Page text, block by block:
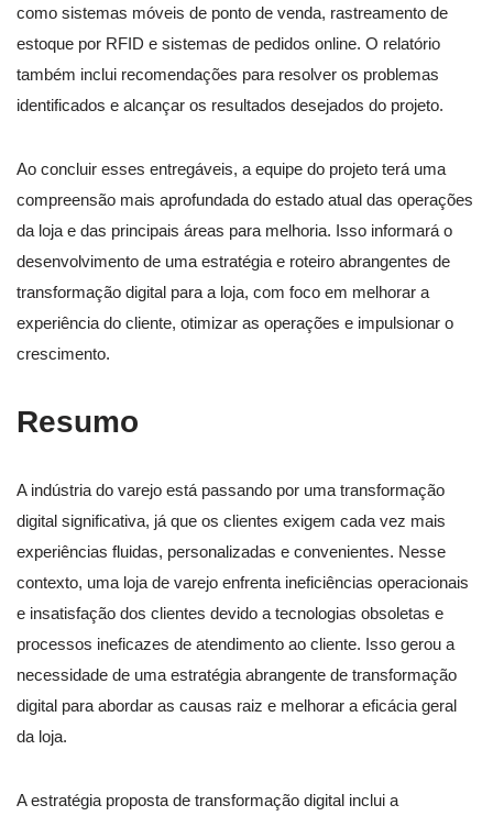
como sistemas móveis de ponto de venda, rastreamento de
estoque por RFID e sistemas de pedidos online. O relatório
também inclui recomendações para resolver os problemas
identificados e alcançar os resultados desejados do projeto.
Ao concluir esses entregáveis, a equipe do projeto terá uma
compreensão mais aprofundada do estado atual das operações
da loja e das principais áreas para melhoria. Isso informará o
desenvolvimento de uma estratégia e roteiro abrangentes de
transformação digital para a loja, com foco em melhorar a
experiência do cliente, otimizar as operações e impulsionar o
crescimento.
Resumo
A indústria do varejo está passando por uma transformação
digital significativa, já que os clientes exigem cada vez mais
experiências fluidas, personalizadas e convenientes. Nesse
contexto, uma loja de varejo enfrenta ineficiências operacionais
e insatisfação dos clientes devido a tecnologias obsoletas e
processos ineficazes de atendimento ao cliente. Isso gerou a
necessidade de uma estratégia abrangente de transformação
digital para abordar as causas raiz e melhorar a eficácia geral
da loja.
A estratégia proposta de transformação digital inclui a